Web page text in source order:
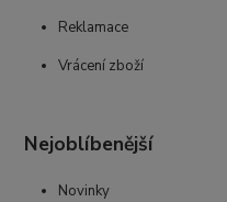
Reklamace
Vrácení zboží
Nejoblíbenější
Novinky